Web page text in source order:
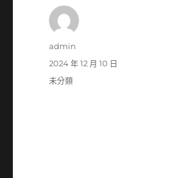
作
admin
發
佈
2024 年 12 月 10 日
分
未分類